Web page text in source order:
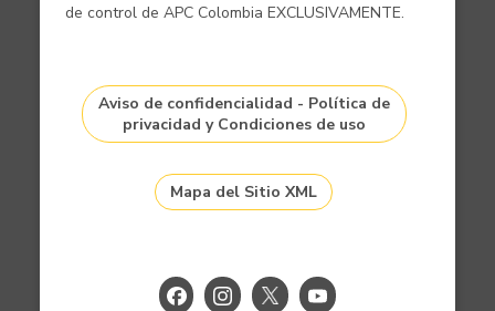
de control de APC Colombia EXCLUSIVAMENTE.
Aviso de confidencialidad - Política de
privacidad y Condiciones de uso
Mapa del Sitio XML